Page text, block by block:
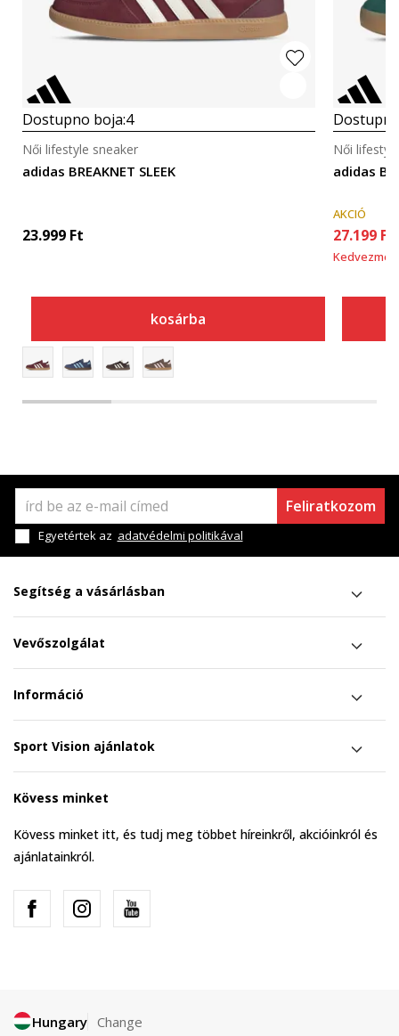
Dostupno boja:4
adidas BREAKNET SLEEK
Női lifestyle sneaker
23.999 Ft
kosárba
adidas
Női
AKCIÓ
27.199 Ft
Feliratkozom
Egyetértek az adatvédelmi politikával
Segítség a vásárlásban
Vevőszolgálat
Információ
Sport Vision ajánlatok
Kövess minket
Kövess minket itt, és tudj meg többet híreinkről, akcióinkról és
ajánlatainkról.
Hungary Change